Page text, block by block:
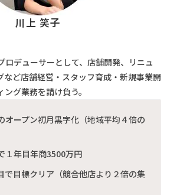
川上 笑子
ロデューサーとして、店舗開発、リニュ
など店舗経営・スタッフ育成・新規事業開
グ業務を請け負う。
オープン初月黒字化（地域平均４倍の
１年目年商3500万円
で目標クリア（競合他店より２倍の集